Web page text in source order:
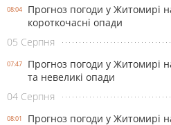
08:04
Прогноз погоди у Житомирі
короткочасні опади
05 Серпня
07:47
Прогноз погоди у Житомирі
та невеликі опади
04 Серпня
08:01
Прогноз погоди у Житомирі